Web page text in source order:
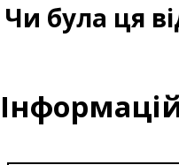
Чи була ця